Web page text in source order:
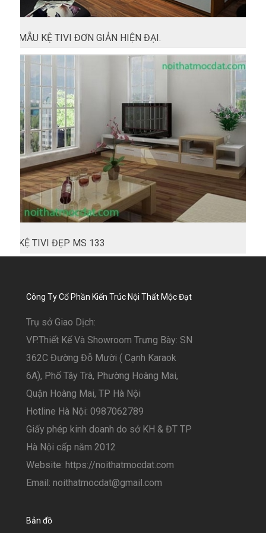
MẪU KỆ TIVI ĐƠN GIẢN HIỆN ĐẠI.
KỆ TIVI ĐẸP MS 133
Công Ty Cổ Phần Kiến Trúc Nội Thất Mộc Đạt
Trụ sở Giao Dịch:
VP.Thiết Kế Và Showroom Trưng Bày: SN
362C Đường Đỗ Mười ( Cạnh Karaok
6A), Phố Tây Trà, Phường Hoàng Mai,
Quận Hoàng Mai, TP Hà Nội
Hotline Hà Nội: 0987062789
Giấy phép kinh doanh do sở KH & ĐT TP
Hà Nội cấp năm 2012
Website: https://noithatmocdat.com
Email: noithatmocdat@gmail.com
Bản đồ